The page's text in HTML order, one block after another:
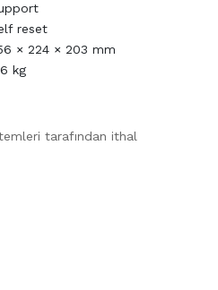
reset
× 224 × 203 mm
kg
tarafından ithal